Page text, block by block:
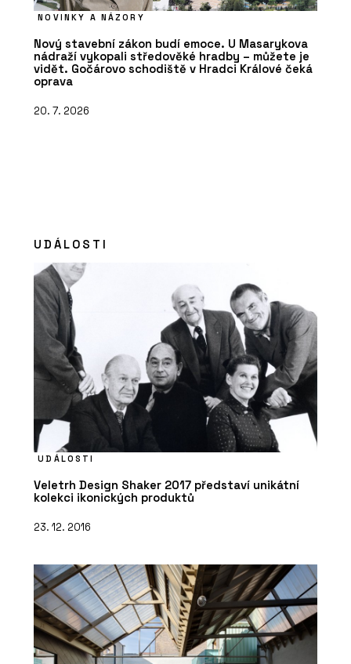
NOVINKY A NÁZORY
Nový stavební zákon budí emoce. U Masarykova
nádraží vykopali středověké hradby – můžete je
vidět. Gočárovo schodiště v Hradci Králové čeká
oprava
20. 7. 2026
UDÁLOSTI
UDÁLOSTI
Veletrh Design Shaker 2017 představí unikátní
kolekci ikonických produktů
23. 12. 2016